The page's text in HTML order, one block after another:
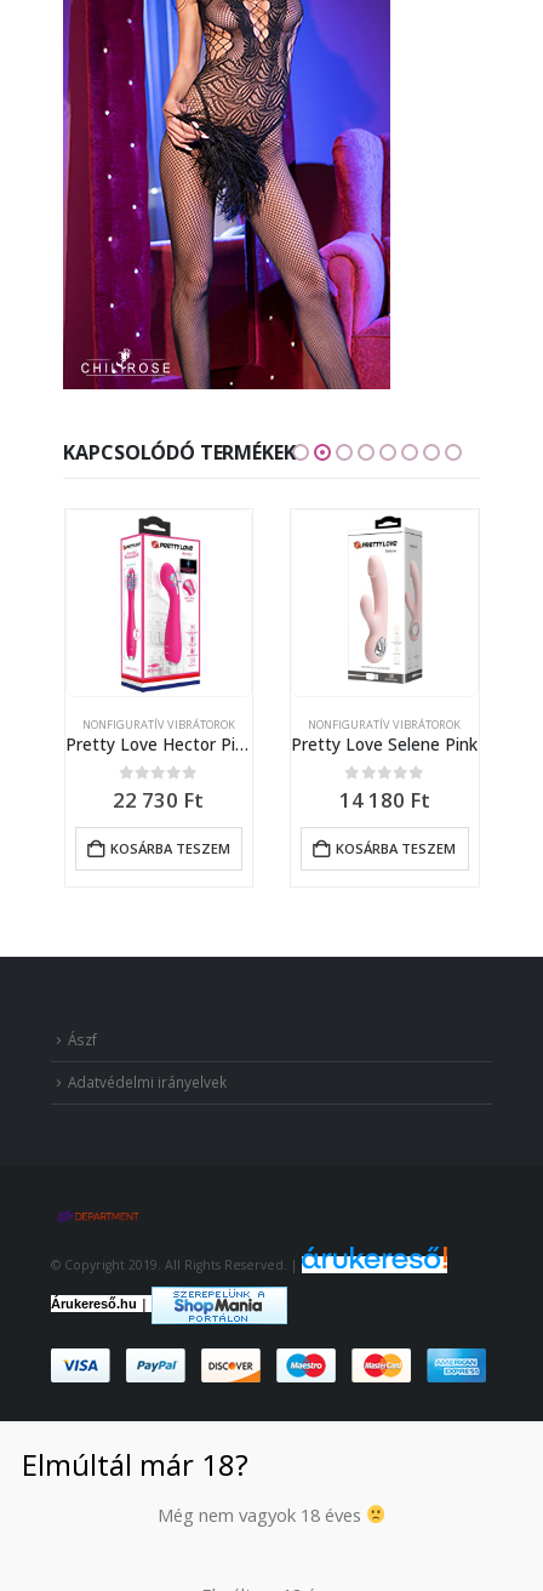
KAPCSOLÓDÓ TERMÉKEK
NONFIGURATÍV VIBRÁTOROK
Pretty Love Hector Pink
0out of 5
22 730 Ft
KOSÁRBA TESZEM
NONFIGURATÍV VIBRÁTOROK
Pretty Love Selene Pink
0 out of 5
14 180 Ft
KOSÁRBA TESZEM
Ászf
Adatvédelmi irányelvek
© Copyright 2019. All Rights Reserved. |
Árukereső.hu |
Elmúltál már 18?
Még nem vagyok 18 éves